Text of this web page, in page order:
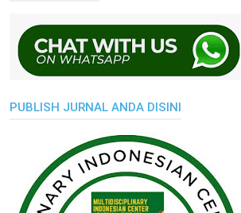
PUBLISH JURNAL ANDA DISINI